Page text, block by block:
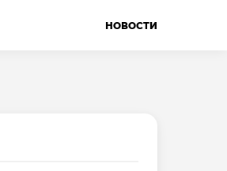
НОВОСТИ